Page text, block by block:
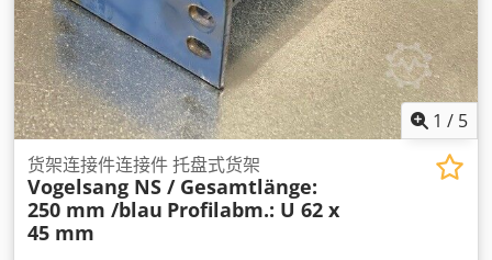
1 / 5
货架连接件连接件 托盘式货架
Vogelsang NS / Gesamtlänge:
250 mm /blau Profilabm.: U 62 x
45 mm